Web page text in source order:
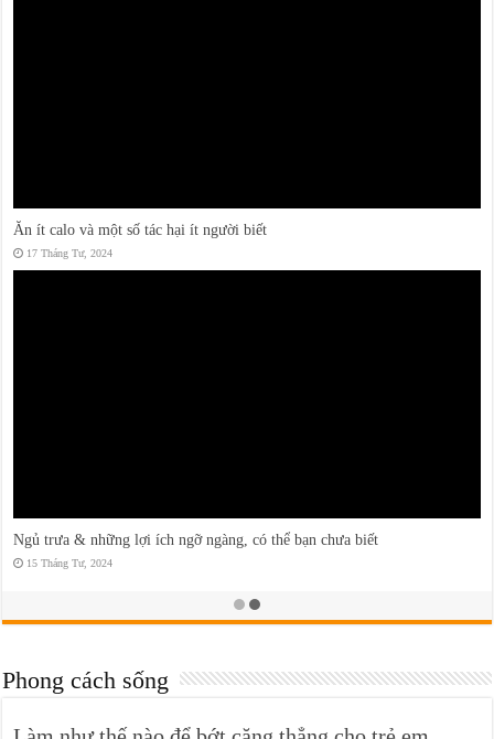
Ăn ít calo và một số tác hại ít người biết
17 Tháng Tư, 2024
Ngủ trưa & những lợi ích ngỡ ngàng, có thể bạn chưa biết
15 Tháng Tư, 2024
Phong cách sống